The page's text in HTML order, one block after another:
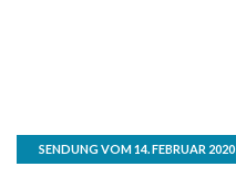
SENDUNG VOM 14. FEBRUAR 2020